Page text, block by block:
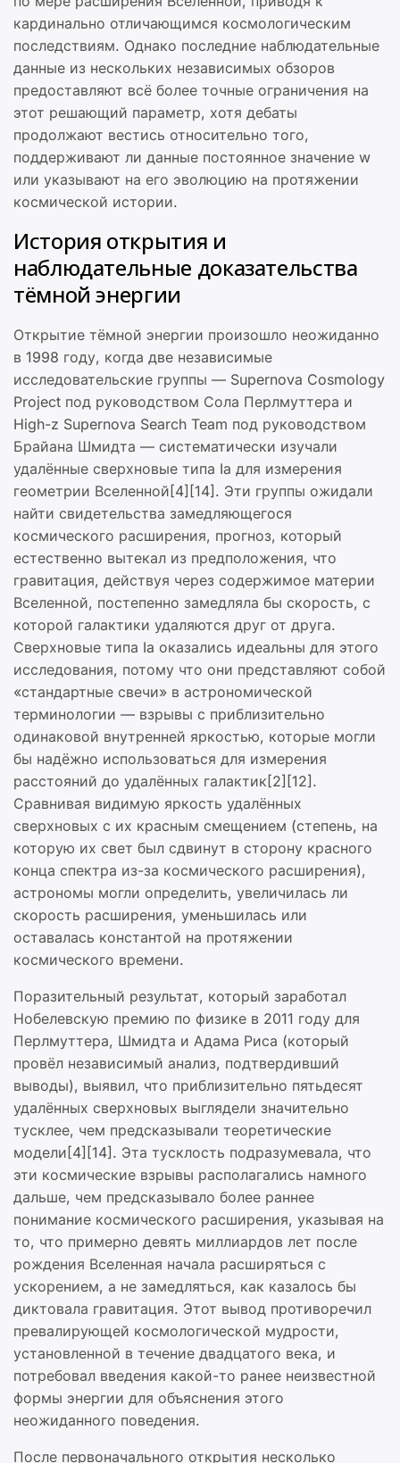
кардинально отличающимся космологическим
последствиям. Однако последние наблюдательные
данные из нескольких независимых обзоров
предоставляют всё более точные ограничения на
этот решающий параметр, хотя дебаты
продолжают вестись относительно того,
поддерживают ли данные постоянное значение w
или указывают на его эволюцию на протяжении
космической истории.
История открытия и
наблюдательные доказательства
тёмной энергии
Открытие тёмной энергии произошло неожиданно
в 1998 году, когда две независимые
исследовательские группы — Supernova Cosmology
Project под руководством Сола Перлмуттера и
High-z Supernova Search Team под руководством
Брайана Шмидта — систематически изучали
удалённые сверхновые типа Ia для измерения
геометрии Вселенной[4][14]. Эти группы ожидали
найти свидетельства замедляющегося
космического расширения, прогноз, который
естественно вытекал из предположения, что
гравитация, действуя через содержимое материи
Вселенной, постепенно замедляла бы скорость, с
которой галактики удаляются друг от друга.
Сверхновые типа Ia оказались идеальны для этого
исследования, потому что они представляют собой
«стандартные свечи» в астрономической
терминологии — взрывы с приблизительно
одинаковой внутренней яркостью, которые могли
бы надёжно использоваться для измерения
расстояний до удалённых галактик[2][12].
Сравнивая видимую яркость удалённых
сверхновых с их красным смещением (степень, на
которую их свет был сдвинут в сторону красного
конца спектра из-за космического расширения),
астрономы могли определить, увеличилась ли
скорость расширения, уменьшилась или
оставалась константой на протяжении
космического времени.
Поразительный результат, который заработал
Нобелевскую премию по физике в 2011 году для
Перлмуттера, Шмидта и Адама Риса (который
провёл независимый анализ, подтвердивший
выводы), выявил, что приблизительно пятьдесят
удалённых сверхновых выглядели значительно
тусклее, чем предсказывали теоретические
модели[4][14]. Эта тусклость подразумевала, что
эти космические взрывы располагались намного
дальше, чем предсказывало более раннее
понимание космического расширения, указывая на
то, что примерно девять миллиардов лет после
рождения Вселенная начала расширяться с
ускорением, а не замедляться, как казалось бы
диктовала гравитация. Этот вывод противоречил
превалирующей космологической мудрости,
установленной в течение двадцатого века, и
потребовал введения какой-то ранее неизвестной
формы энергии для объяснения этого
неожиданного поведения.
После первоначального открытия несколько